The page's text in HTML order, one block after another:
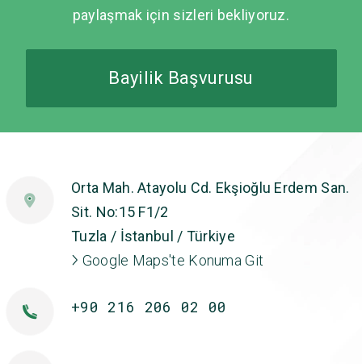
paylaşmak için sizleri bekliyoruz.
Bayilik Başvurusu
Orta Mah. Atayolu Cd. Ekşioğlu Erdem San.
Sit. No:15 F1/2
Tuzla / İstanbul / Türkiye
Google Maps'te Konuma Git
+90 216 206 02 00